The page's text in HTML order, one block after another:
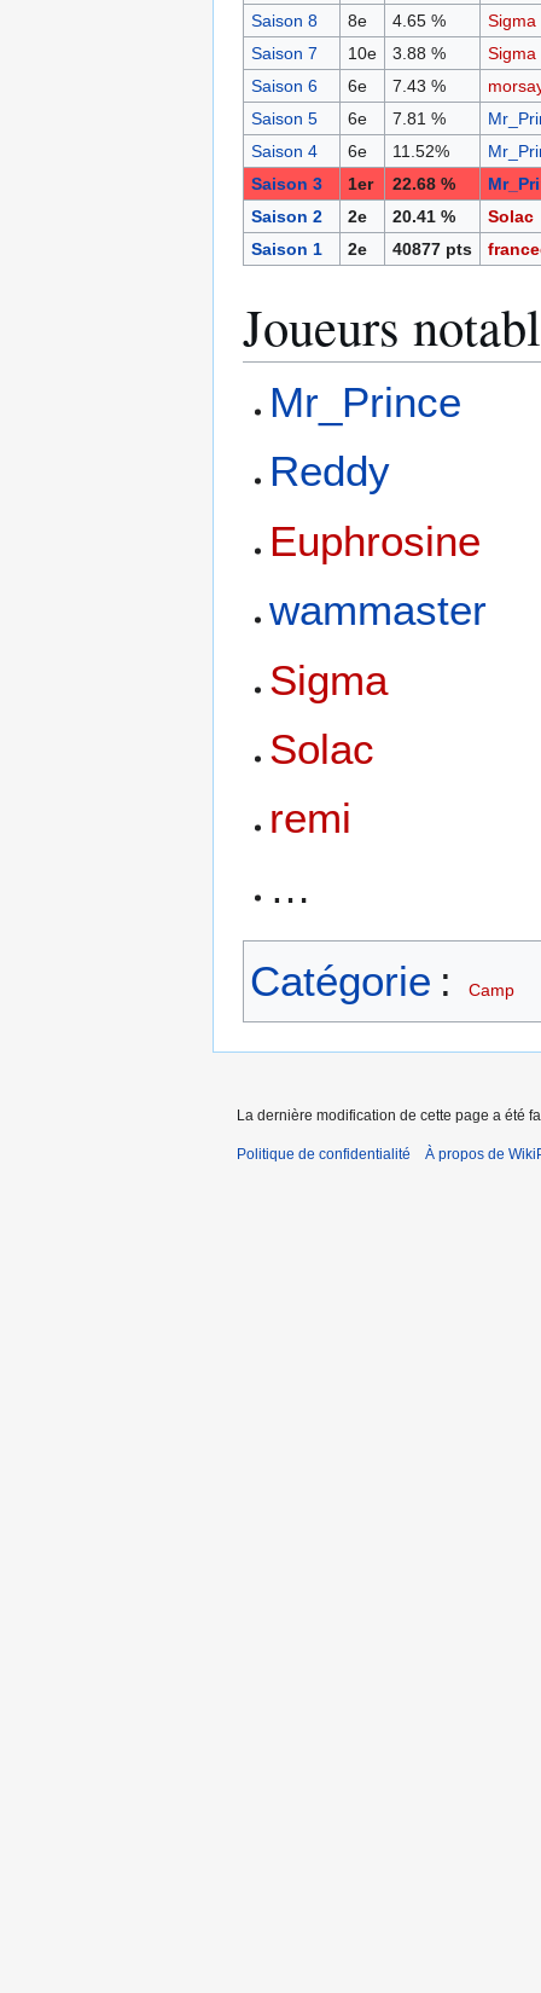
Saison 8
8e 4.65 %
Sigma
Saison 7
10e 3.88 %
Sigma
Saison 6
6e 7.43 %
Saison 5
6e 7.81 %
Saison 4
6e 11.52%
Saison 3
1er 22.68 %
Saison 2
2e 20.41 %
Solac
Saison 1
2e 40877 pts
Joueurs
Mr_Prince
Reddy
Euphrosine
wammaster
Sigma
Solac
remi
…
Catégorie : Camp
La dernière modification de cette page a été
Politique de confidentialité À propos de